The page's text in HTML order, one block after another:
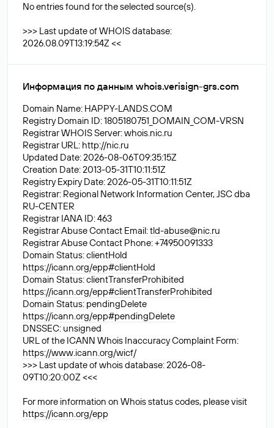
No entries found for the selected source(s).
>>> Last update of WHOIS database:
2026.08.09T13:19:54Z <<
Информация по данным whois.verisign-grs.com
Domain Name: HAPPY-LANDS.COM
Registry Domain ID: 1805180751_DOMAIN_COM-VRSN
Registrar WHOIS Server: whois.nic.ru
Registrar URL: http://nic.ru
Updated Date: 2026-08-06T09:35:15Z
Creation Date: 2013-05-31T10:11:51Z
Registry Expiry Date: 2026-05-31T10:11:51Z
Registrar: Regional Network Information Center, JSC dba
RU-CENTER
Registrar IANA ID: 463
Registrar Abuse Contact Email:tld-abuse@nic.ru
Registrar Abuse Contact Phone: +74950091333
Domain Status: clientHold
https://icann.org/epp#clientHold
Domain Status: clientTransferProhibited
https://icann.org/epp#clientTransferProhibited
Domain Status: pendingDelete
https://icann.org/epp#pendingDelete
DNSSEC: unsigned
URL of the ICANN Whois Inaccuracy Complaint Form:
https://www.icann.org/wicf/
>>> Last update of whois database: 2026-08-
09T10:20:00Z <<<
For more information on Whois status codes, please visit
https://icann.org/epp